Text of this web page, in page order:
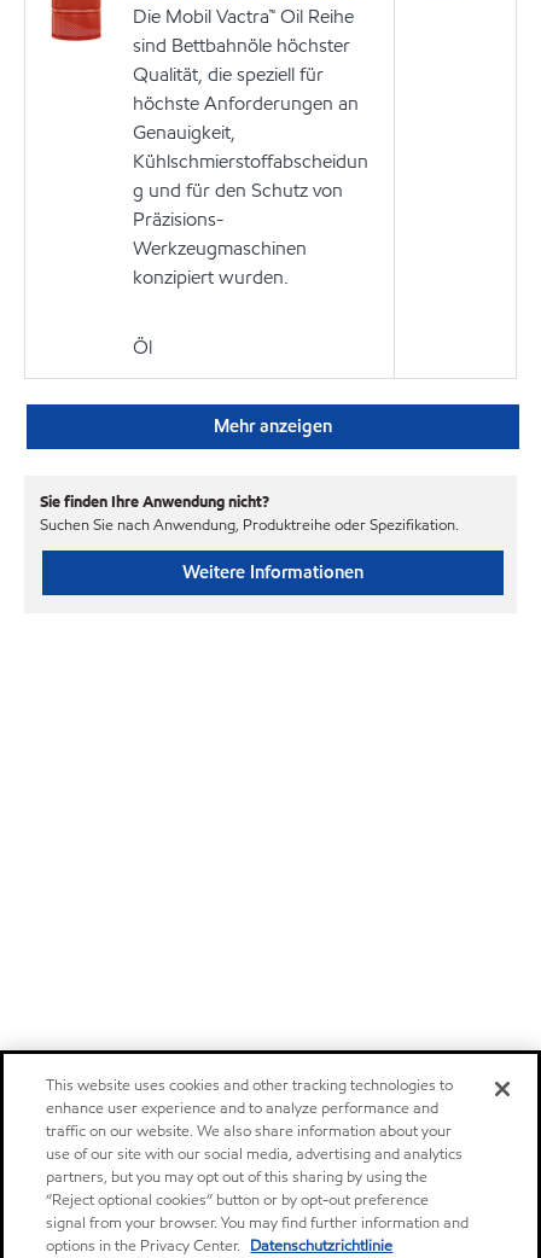
Die Mobil Vactra™ Oil Reihe
sind Bettbahnöle höchster
Qualität, die speziell für
höchste Anforderungen an
Genauigkeit,
Kühlschmierstoffabscheidun
g und für den Schutz von
Präzisions-
Werkzeugmaschinen
konzipiert wurden.
Öl
Mehr anzeigen
Sie finden Ihre Anwendung nicht?
Suchen Sie nach Anwendung, Produktreihe oder Spezifikation.
Weitere Informationen
This website uses cookies and other tracking technologies to
enhance user experience and to analyze performance and
traffic on our website. We also share information about your
use of our site with our social media, advertising and analytics
partners, but you may opt out of this sharing by using the
“Reject optional cookies” button or by opt-out preference
signal from your browser. You may find further information and
options in the Privacy Center. Datenschutzrichtlinie